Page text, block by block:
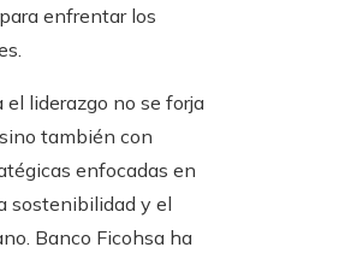
enfrentar los
el liderazgo no se forja
también con
enfocadas en
sostenibilidad y el
Banco Ficohsa ha